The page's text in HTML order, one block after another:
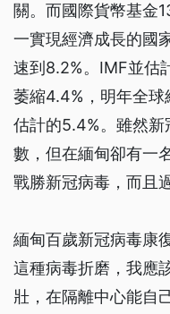
關。而國際貨幣基金
一實現經濟成長的國
速到8.2%。IMF並估
萎縮4.4%，明年全
估計的5.4%。雖然新
數，但在緬甸卻有一
戰勝新冠病毒，而且
緬甸百歲新冠病毒康
這種病毒折磨，我應
壯，在隔離中心能自